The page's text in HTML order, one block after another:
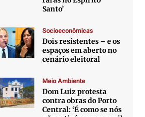
Santo’
Socioeconômicas
Dois resistentes – e os
espaços em aberto no
cenário eleitoral
Meio Ambiente
Dom Luiz protesta
contra obras do Porto
Central: ‘É como se nós